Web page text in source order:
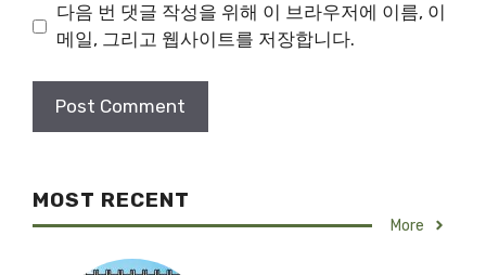
다음 번 댓글 작성을 위해 이 브라우저에 이름, 이
메일, 그리고 웹사이트를 저장합니다.
MOST RECENT
More